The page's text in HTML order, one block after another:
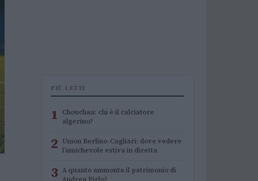
PIÙ LETTI
1 Chouchaa: chi è il calciatore
algerino?
2 Union Berlino-Cagliari: dove vedere
l’amichevole estiva in diretta
3 A quanto ammonta il patrimonio di
Andrea Pirlo?